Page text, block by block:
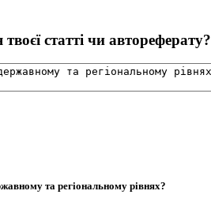
статті чи автореферату?
та регіональному рівнях?